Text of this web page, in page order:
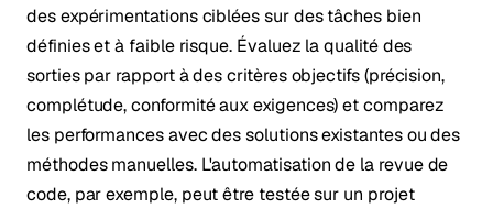
des expérimentations ciblées sur des tâches bien
définies et à faible risque. Évaluez la qualité des
sorties par rapport à des critères objectifs (précision,
complétude, conformité aux exigences) et comparez
les performances avec des solutions existantes ou des
méthodes manuelles. L'automatisation de la revue de
code, par exemple, peut être testée sur un projet